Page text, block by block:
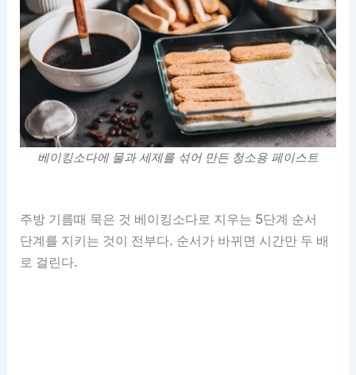
베이킹소다에 물과 세제를 섞어 만든 청소용 페이스트
주방 기름때 묵은 것 베이킹소다로 지우는 5단계 순서
단계를 지키는 것이 전부다. 순서가 바뀌면 시간만 두 배
로 걸린다.